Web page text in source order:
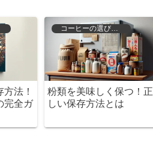
ける！エ
すすめ豆
初心者でも簡単！1リ
トルの水出しコーヒー